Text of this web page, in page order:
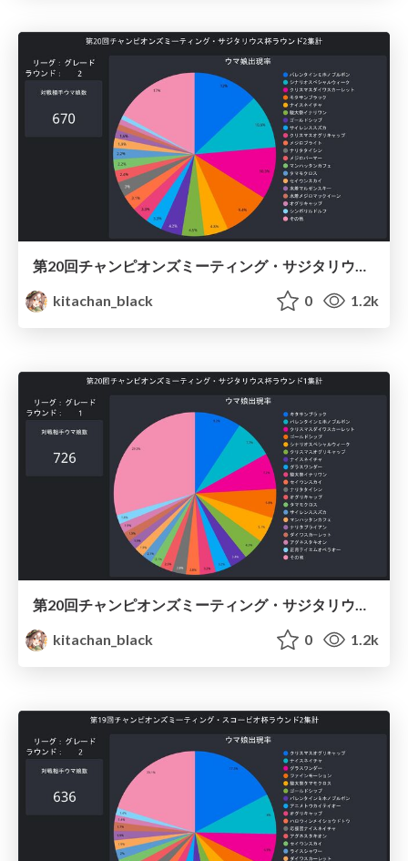
kitachan_black
0 1.2k
第20回チャンピオンズミーティング・サジタリウス杯ラウンド1集計 / Umamusume Sagittarius 2022 Round1
kitachan_black
0 1.2k